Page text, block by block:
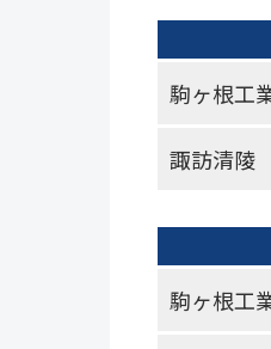
駒ヶ根工
諏訪清陵
駒ヶ根工